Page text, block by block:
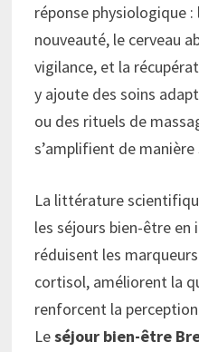
réponse physiologique
nouveauté, le cerveau
vigilance, et la
y ajoute des soins
ou des rituels de
s’amplifient de
La littérature
les séjours bien-être
réduisent les
cortisol, améliorent la
renforcent la
Leséjour bien-être